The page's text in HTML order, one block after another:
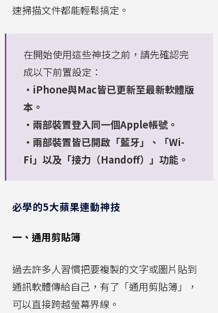
速掃描文件都能輕鬆搞定。
在開始使用這些神技之前，請先確認完
成以下前置設定：
·iPhone與Mac皆已更新至最新軟體版
本。
·兩部裝置登入同一個Apple帳號。
·兩部裝置皆已開啟「藍牙」、「Wi-
Fi」以及「接力（Handoff）」功能。
必學的5大蘋果連動神技
一、通用剪貼簿
過去許多人習慣把要複製的文字或圖片貼到
通訊軟體傳給自己，有了「通用剪貼簿」，
可以直接跨越螢幕界線。